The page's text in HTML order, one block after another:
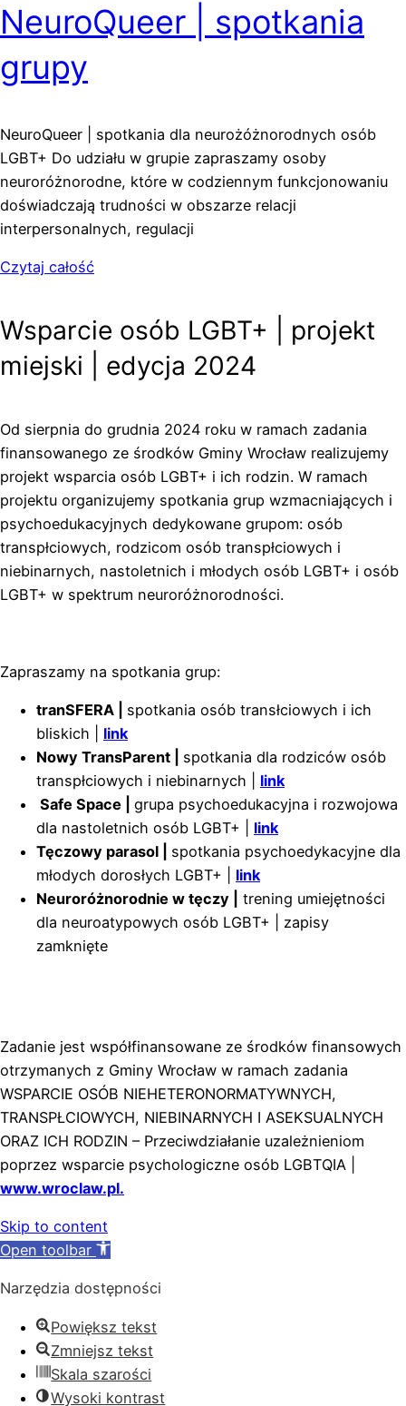
NeuroQueer | spotkania
grupy
NeuroQueer | spotkania dla neurożóżnorodnych osób
LGBT+ Do udziału w grupie zapraszamy osoby
neuroróżnorodne, które w codziennym funkcjonowaniu
doświadczają trudności w obszarze relacji
interpersonalnych, regulacji
Czytaj całość
Wsparcie osób LGBT+ | projekt
miejski | edycja 2024
Od sierpnia do grudnia 2024 roku w ramach zadania
finansowanego ze środków Gminy Wrocław realizujemy
projekt wsparcia osób LGBT+ i ich rodzin. W ramach
projektu organizujemy spotkania grup wzmacniających i
psychoedukacyjnych dedykowane grupom: osób
transpłciowych, rodzicom osób transpłciowych i
niebinarnych, nastoletnich i młodych osób LGBT+ i osób
LGBT+ w spektrum neuroróżnorodności.
Zapraszamy na spotkania grup:
tranSFERA | spotkania osób transłciowych i ich
bliskich | link
Nowy TransParent | spotkania dla rodziców osób
transpłciowych i niebinarnych | link
Safe Space | grupa psychoedukacyjna i rozwojowa
dla nastoletnich osób LGBT+ | link
Tęczowy parasol | spotkania psychoedykacyjne dla
młodych dorosłych LGBT+ | link
Neuroróżnorodnie w tęczy |
trening umiejętności
dla neuroatypowych osób LGBT+ | zapisy
zamknięte
Zadanie jest współfinansowane ze środków finansowych
otrzymanych z Gminy Wrocław w ramach zadania
WSPARCIE OSÓB NIEHETERONORMATYWNYCH,
TRANSPŁCIOWYCH, NIEBINARNYCH I ASEKSUALNYCH
ORAZ ICH RODZIN – Przeciwdziałanie uzależnieniom
poprzez wsparcie psychologiczne osób LGBTQIA |
www.wroclaw.pl.
Skip to content
Open toolbar
Narzędzia dostępności
Powiększ tekst
Zmniejsz tekst
Skala szarości
Wysoki kontrast